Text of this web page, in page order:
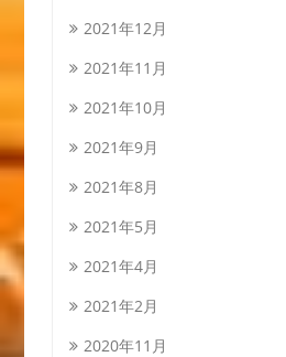
2021年12月
2021年11月
2021年10月
2021年9月
2021年8月
2021年5月
2021年4月
2021年2月
2020年11月